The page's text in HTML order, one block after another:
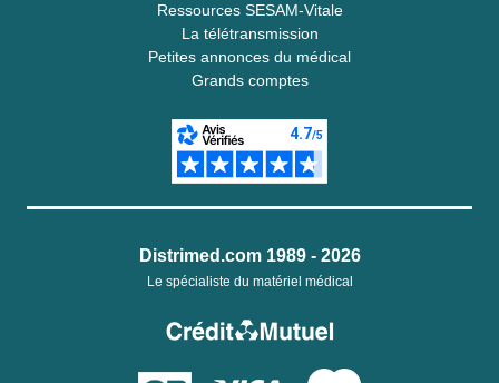
Ressources SESAM-Vitale
La télétransmission
Petites annonces du médical
Grands comptes
Distrimed.com 1989 - 2026
Le spécialiste du matériel médical